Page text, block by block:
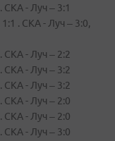
СКА - Луч – 3:1
. СКА - Луч – 3:0,
СКА - Луч – 2:2
СКА - Луч – 3:2
СКА - Луч – 3:2
СКА - Луч – 2:0
СКА - Луч – 2:0
СКА - Луч – 3:0